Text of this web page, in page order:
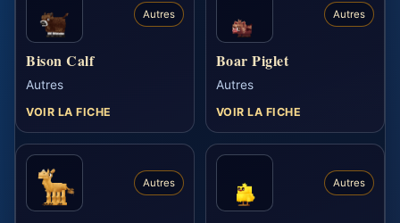
Autres
Bison Calf
Autres
VOIR LA FICHE
Autres
Boar Piglet
Autres
VOIR LA FICHE
Autres Autres